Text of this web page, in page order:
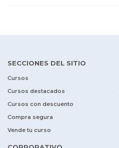
SECCIONES DEL SITIO
Cursos
Cursos destacados
Cursos con descuento
Compra segura
Vende tu curso